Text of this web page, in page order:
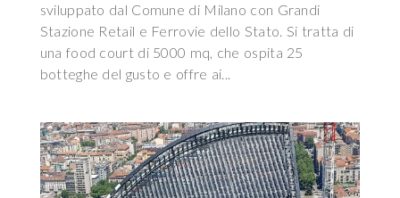
sviluppato dal Comune di Milano con Grandi
Stazione Retail e Ferrovie dello Stato. Si tratta di
una food court di 5000 mq, che ospita 25
botteghe del gusto e offre ai...